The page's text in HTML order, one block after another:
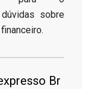
sobre
Br